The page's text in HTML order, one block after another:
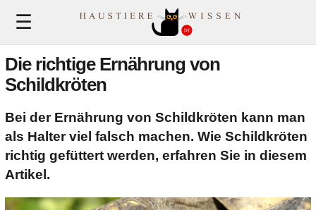
☰
Die richtige Ernährung von
Schildkröten
Bei der Ernährung von Schildkröten kann man
als Halter viel falsch machen. Wie Schildkröten
richtig gefüttert werden, erfahren Sie in diesem
Artikel.
Katzen
Hunde
Vögel